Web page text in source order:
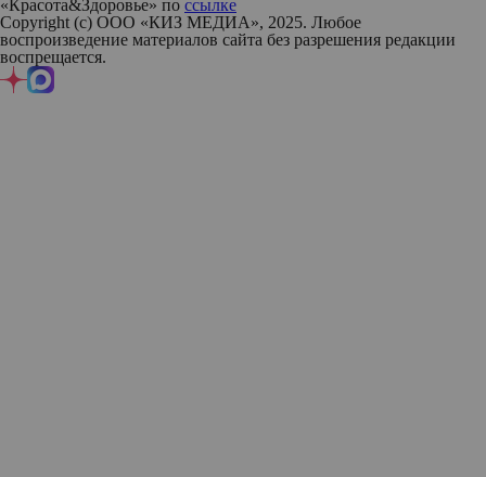
«Красота&Здоровье» по ссылке
Copyright (с) ООО «КИЗ МЕДИА», 2025. Любое
воспроизведение материалов сайта без разрешения редакции
воспрещается.